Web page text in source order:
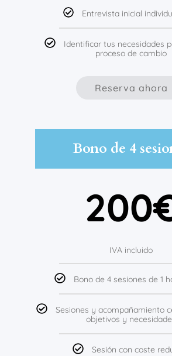
Entrevista inicial
Identificar tus necesidades
proceso de cambio
Reserva ahora
Bono de 4
IVA incluido
Bono de 4 sesiones de 1
Sesiones y acompañamiento
objetivos y
Sesión con coste